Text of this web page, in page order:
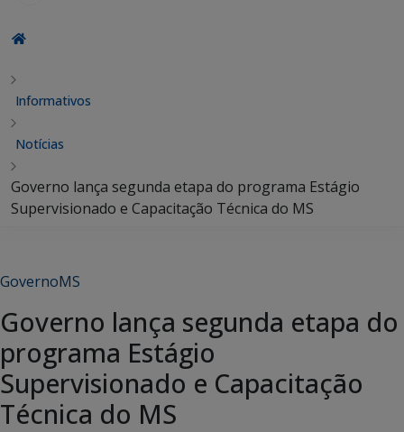
Informativos
Notícias
Governo lança segunda etapa do programa Estágio
Supervisionado e Capacitação Técnica do MS
GovernoMS
Governo lança segunda etapa do
programa Estágio
Supervisionado e Capacitação
Técnica do MS